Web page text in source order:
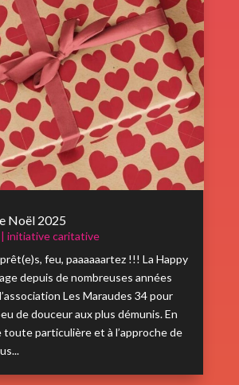
Noël 2025
| initiative caritative
feu, paaaaaartez !!! La Happy
depuis de nombreuses années
Les Maraudes 34 pour
de douceur aux plus démunis. En
particulière et à l’approche de